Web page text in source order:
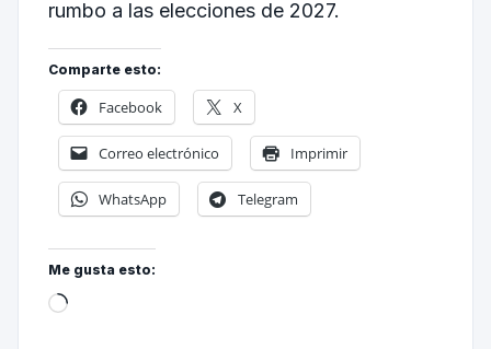
rumbo a las elecciones de 2027.
Comparte esto:
Facebook X
Correo electrónico Imprimir
WhatsApp Telegram
Me gusta esto: